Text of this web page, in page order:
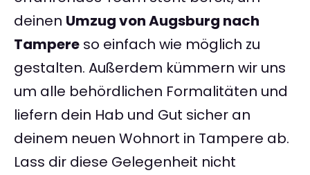
deinen Umzug von Augsburg nach
Tampere so einfach wie möglich zu
gestalten. Außerdem kümmern wir uns
um alle behördlichen Formalitäten und
liefern dein Hab und Gut sicher an
deinem neuen Wohnort in Tampere ab.
Lass dir diese Gelegenheit nicht